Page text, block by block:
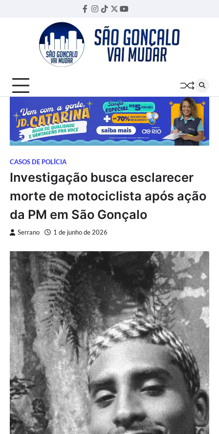
Facebook
Instagram
TikTok
TwitterYouTube
CASOS DE POLÍCIA
Investigação busca esclarecer
morte de motociclista após ação
da PM em São Gonçalo
Serrano 1 de junho de 2026